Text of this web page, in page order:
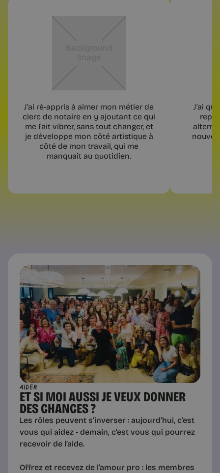
J’ai ré-appris à aimer mon métier de
clerc de notaire en y ajoutant ce qui
me fait vibrer, sans tout changer, et
je développe mon côté artistique à
côté de mon travail, qui me
manquait au quotidien.
J’ai
aidER
ET SI MOI AUSSI JE VEUX DONNER
DES CHANCES ?
Les rôles peuvent s’inverser : aujourd’hui, c’est
vous qui aidez - demain, c’est vous qui pourrez
recevoir de l’aide.
Offrez et recevez de l’amour pro : les membres